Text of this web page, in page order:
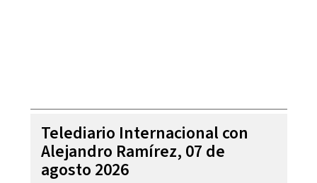
Telediario Internacional con
Alejandro Ramírez, 07 de
agosto 2026